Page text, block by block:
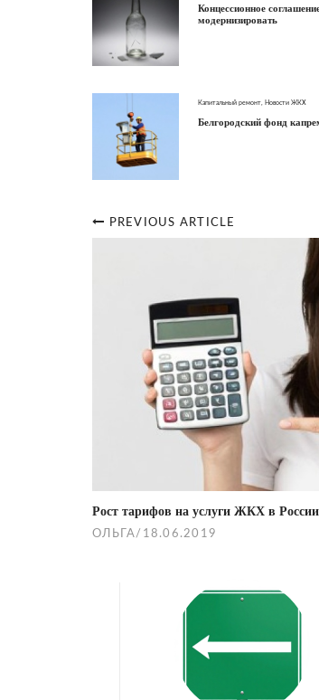
Концессионное
модернизировать
Капитальный ремонт Новости ЖКХ
Белгородский фонд
Post
PREVIOUS ARTICLE
Рост тарифов на услуги ЖКХ в России
ОЛЬГА / 18.06.2019